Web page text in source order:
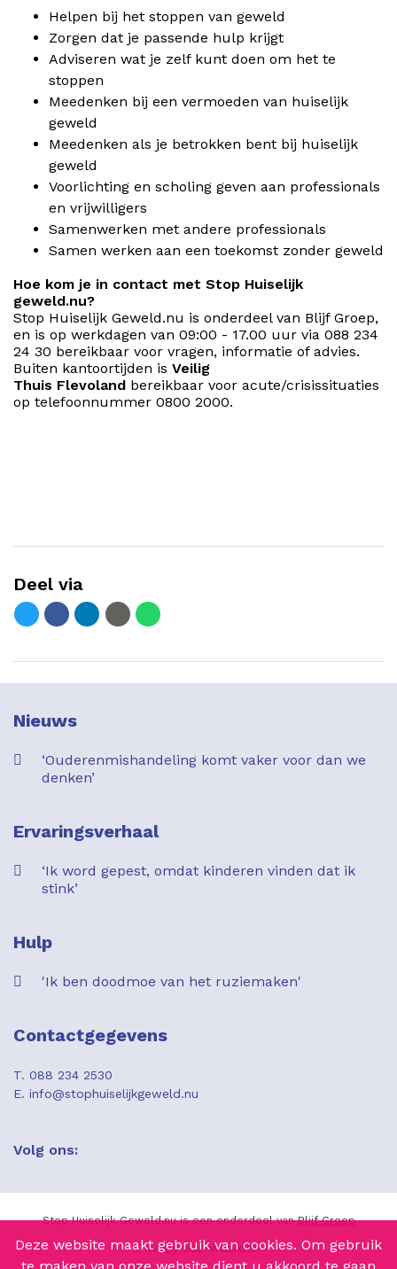
Helpen bij het stoppen van geweld
Zorgen dat je passende hulp krijgt
Adviseren wat je zelf kunt doen om het te
stoppen
Meedenken bij een vermoeden van huiselijk
geweld
Meedenken als je betrokken bent bij huiselijk
geweld
Voorlichting en scholing geven aan professionals
en vrijwilligers
Samenwerken met andere professionals
Samen werken aan een toekomst zonder geweld
Hoe kom je in contact met Stop Huiselijk
geweld.nu?
Stop Huiselijk Geweld.nu is onderdeel van Blijf Groep,
en is op werkdagen van 09:00 - 17.00 uur via 088 234
24 30 bereikbaar voor vragen, informatie of advies.
Buiten kantoortijden is Veilig
Thuis Flevoland bereikbaar voor acute/crisissituaties
op telefoonnummer 0800 2000.
Deel via
Nieuws
‘Ouderenmishandeling komt vaker voor dan we
denken’
Ervaringsverhaal
‘Ik word gepest, omdat kinderen vinden dat ik
stink’
Hulp
'Ik ben doodmoe van het ruziemaken'
Contactgegevens
T. 088 234 2530
E. info@stophuiselijkgeweld.nu
Volg ons:
Stop Huiselijk Geweld.nu is een onderdeel vanBlijf Groep
Privacy voorwaarden
Deze website maakt gebruik van cookies. Om gebruik
te maken van onze website dient u akkoord te gaan